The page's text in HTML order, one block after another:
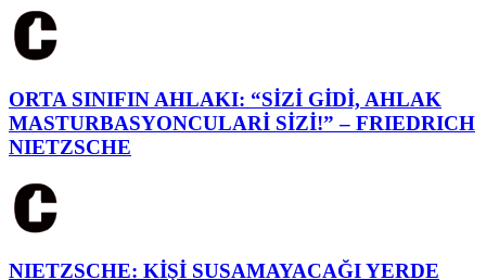
ORTA SINIFIN AHLAKI: “SİZİ GİDİ, AHLAK
MASTURBASYONCULARİ SİZİ!” – FRIEDRICH
NIETZSCHE
NIETZSCHE: KİŞİ SUSAMAYACAĞI YERDE